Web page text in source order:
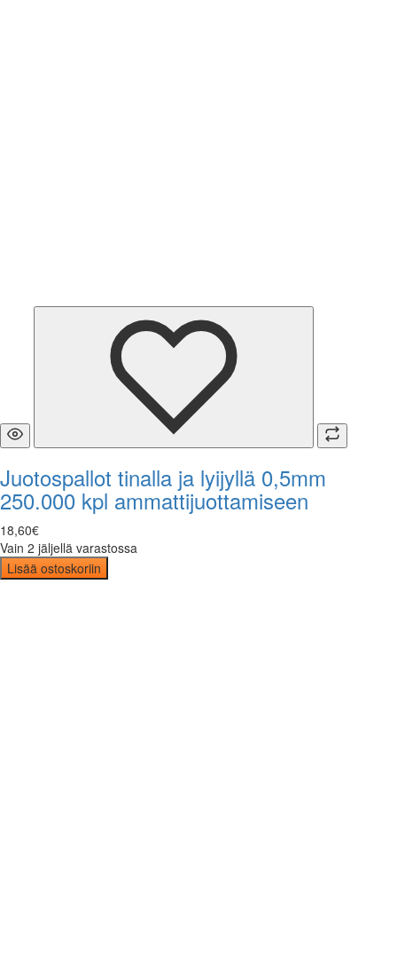
Juotospallot tinalla ja lyijyllä 0,5mm
250.000 kpl ammattijuottamiseen
18,60€
Vain 2 jäljellä varastossa
Lisää ostoskoriin